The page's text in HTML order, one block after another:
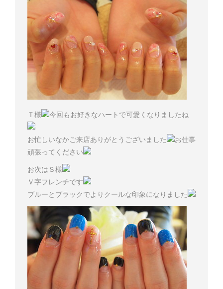
Ｔ様 今回もお好きなハートで可愛くなりましたね
お忙しいなかご来店ありがとうございました
お仕事
頑張ってください
お次はＳ様
Ｖ字フレンチです
ブルーとブラックでよりクールな印象になりました